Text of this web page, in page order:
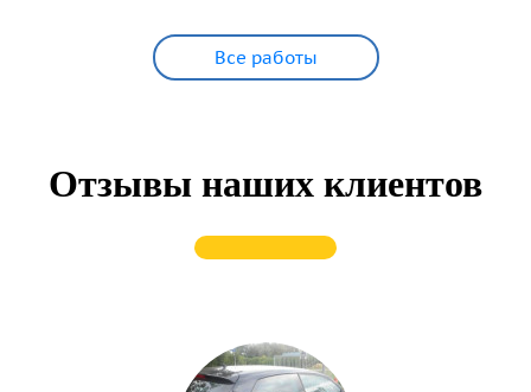
Все работы
Отзывы наших клиентов